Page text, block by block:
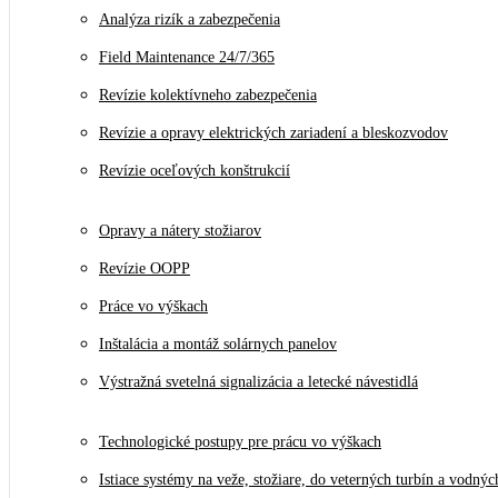
Analýza rizík a zabezpečenia
Field Maintenance 24/7/365
Revízie kolektívneho zabezpečenia
Revízie a opravy elektrických zariadení a bleskozvodov
Revízie oceľových konštrukcií
Opravy a nátery stožiarov
Revízie OOPP
Práce vo výškach
Inštalácia a montáž solárnych panelov
Výstražná svetelná signalizácia a letecké návestidlá
Technologické postupy pre prácu vo výškach
Istiace systémy na veže, stožiare, do veterných turbín a